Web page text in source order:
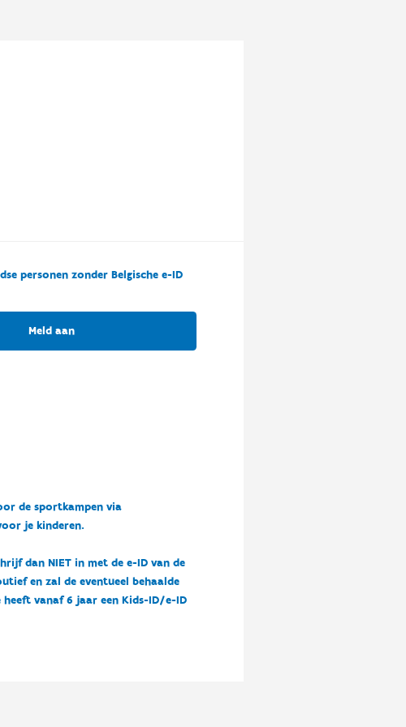
personen zonder Belgische e-ID
Meld aan
de sportkampen via
je kinderen.
dan NIET in met de e-ID van de
en zal de eventueel behaalde
vanaf 6 jaar een Kids-ID/e-ID